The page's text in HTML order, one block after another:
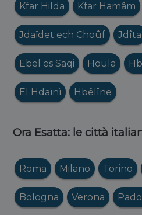
Kfar Hilda Kfar Hamâm
Jdaïdet ech Choûf Jdîta
Ebel es Saqi Houla
El Hdaïnï Hbêlîne
Ora Esatta: le città
Roma Milano Torino
Bologna Verona